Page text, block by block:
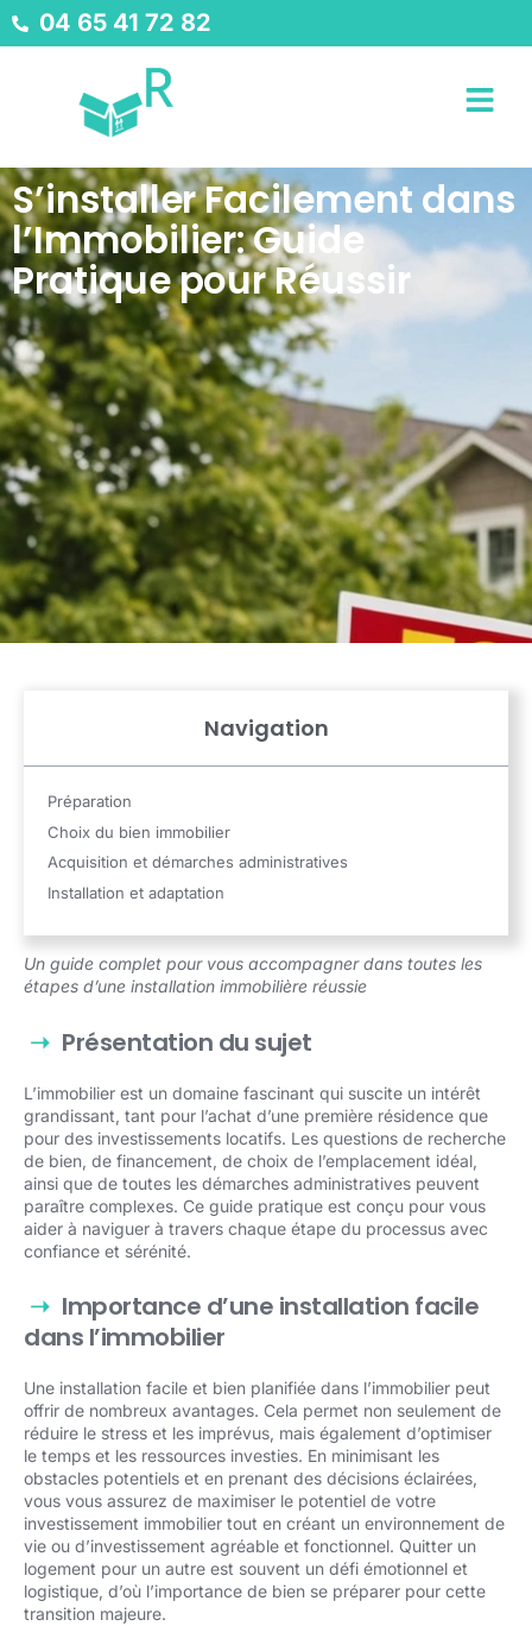
04 65 41 72 82
S’installer Facilement dans
l’Immobilier: Guide
Pratique pour Réussir
Navigation
Préparation
Choix du bien immobilier
Acquisition et démarches administratives
Installation et adaptation
Un guide complet pour vous accompagner dans toutes les
étapes d’une installation immobilière réussie
Présentation du sujet
L’immobilier est un domaine fascinant qui suscite un intérêt
grandissant, tant pour l’achat d’une première résidence que
pour des investissements locatifs. Les questions de recherche
de bien, de financement, de choix de l’emplacement idéal,
ainsi que de toutes les démarches administratives peuvent
paraître complexes. Ce guide pratique est conçu pour vous
aider à naviguer à travers chaque étape du processus avec
confiance et sérénité.
Importance d’une installation facile
dans l’immobilier
Une installation facile et bien planifiée dans l’immobilier peut
offrir de nombreux avantages. Cela permet non seulement de
réduire le stress et les imprévus, mais également d’optimiser
le temps et les ressources investies. En minimisant les
obstacles potentiels et en prenant des décisions éclairées,
vous vous assurez de maximiser le potentiel de votre
investissement immobilier tout en créant un environnement de
vie ou d’investissement agréable et fonctionnel. Quitter un
logement pour un autre est souvent un défi émotionnel et
logistique, d’où l’importance de bien se préparer pour cette
transition majeure.